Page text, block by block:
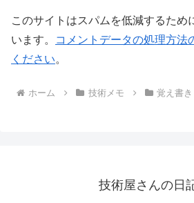
このサイトはスパムを低減するため
います。
コメントデータの処理方法
ください。
ホーム 技術メモ 覚え書き
技術屋さんの日